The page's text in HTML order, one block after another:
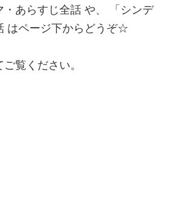
あらすじ全話 や、 「シンデ
はページ下からどうぞ☆
覧ください。